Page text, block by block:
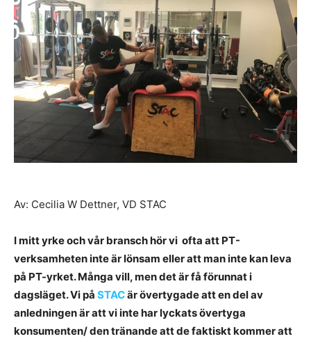
Av: Cecilia W Dettner, VD STAC
I mitt yrke och vår bransch hör vi ofta att PT-
verksamheten inte är lönsam eller att man inte kan leva
på PT-yrket. Många vill, men det är få förunnat i
dagsläget. Vi på STACär övertygade att en del av
anledningen är att vi inte har lyckats övertyga
konsumenten/ den tränande att de faktiskt kommer att